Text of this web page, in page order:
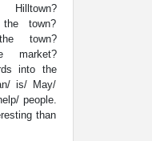
the town?
the town?
market?
into the
is/ May/
people.
than